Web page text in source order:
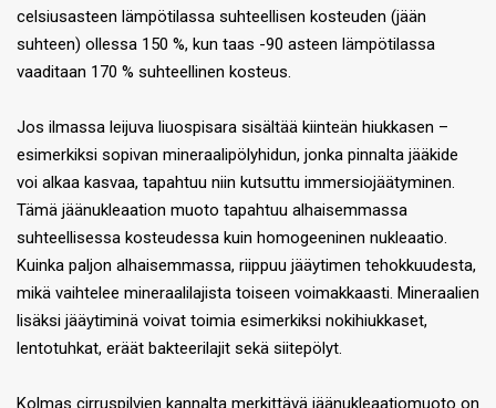
celsiusasteen lämpötilassa suhteellisen kosteuden (jään
suhteen) ollessa 150 %, kun taas -90 asteen lämpötilassa
vaaditaan 170 % suhteellinen kosteus.
Jos ilmassa leijuva liuospisara sisältää kiinteän hiukkasen –
esimerkiksi sopivan mineraalipölyhidun, jonka pinnalta jääkide
voi alkaa kasvaa, tapahtuu niin kutsuttu immersiojäätyminen.
Tämä jäänukleaation muoto tapahtuu alhaisemmassa
suhteellisessa kosteudessa kuin homogeeninen nukleaatio.
Kuinka paljon alhaisemmassa, riippuu jääytimen tehokkuudesta,
mikä vaihtelee mineraalilajista toiseen voimakkaasti. Mineraalien
lisäksi jääytiminä voivat toimia esimerkiksi nokihiukkaset,
lentotuhkat, eräät bakteerilajit sekä siitepölyt.
Kolmas cirruspilvien kannalta merkittävä jäänukleaatiomuoto on